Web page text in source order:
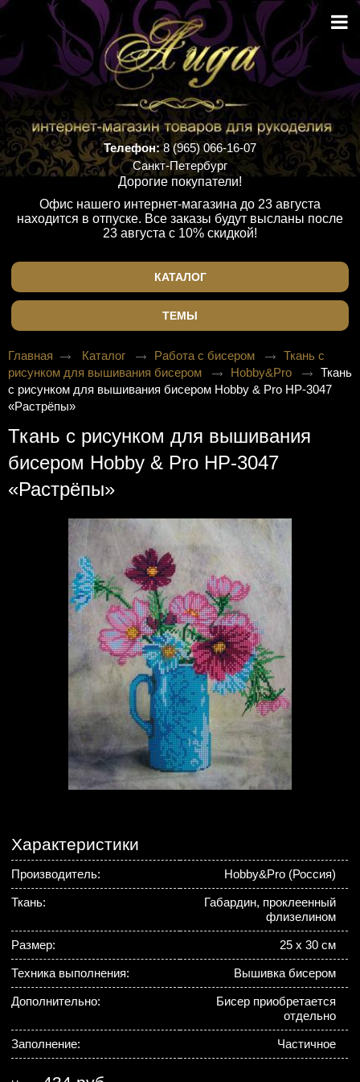
Телефон:8 (965) 066-16-07
Санкт-Петербург
Дорогие покупатели!
Офис нашего интернет-магазина до 23 августа
находится в отпуске. Все заказы будут высланы после
23 августа с 10% скидкой!
КАТАЛОГ
ТЕМЫ
Главная Каталог Работа с бисером
Ткань с
рисунком для вышивания бисером
Hobby&Pro
Ткань
с рисунком для вышивания бисером Hobby & Pro НР-3047
«Растрёпы»
Ткань с рисунком для вышивания
бисером Hobby & Pro НР-3047
«Растрёпы»
Характеристики
Производитель: Hobby&Pro (Россия)
Ткань:
Габардин, проклеенный
флизелином
Размер: 25 х 30 см
Техника выполнения: Вышивка бисером
Дополнительно:
Бисер приобретается
отдельно
Заполнение: Частичное